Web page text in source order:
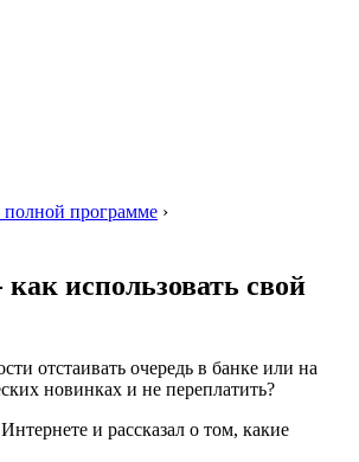
полной программе ›
использовать свой
отстаивать очередь в банке или на
новинках и не переплатить?
и рассказал о том, какие